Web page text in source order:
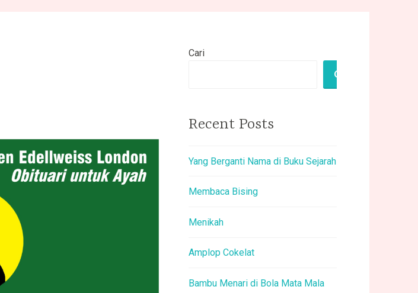
Cari
CARI
Recent Posts
Yang Berganti Nama di Buku Sejarah
Membaca Bising
Menikah
Amplop Cokelat
Bambu Menari di Bola Mata Mala